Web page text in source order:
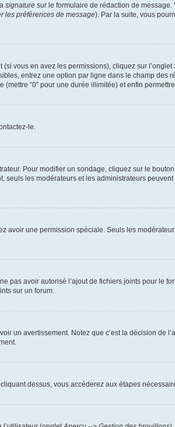
signature sur le formulaire de rédaction de
les préférences de message). Par la suite, vous
vous en avez les permissions), cliquez sur l’onglet
entrez une option par ligne dans le champ des
“0” pour une durée illimitée) et enfin
le.
Pour modifier un sondage, cliquez sur le bouton
les modérateurs et les administrateurs
avoir une permission spéciale. Seuls les
pas avoir autorisé l’ajout de fichiers joints pour le
sur un forum.
avertissement. Notez que c’est la décision de
dessus, vous accéderez aux étapes